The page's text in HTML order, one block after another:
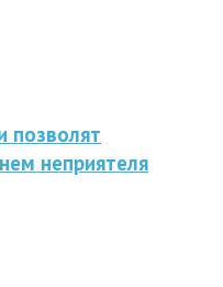
позволят
неприятеля